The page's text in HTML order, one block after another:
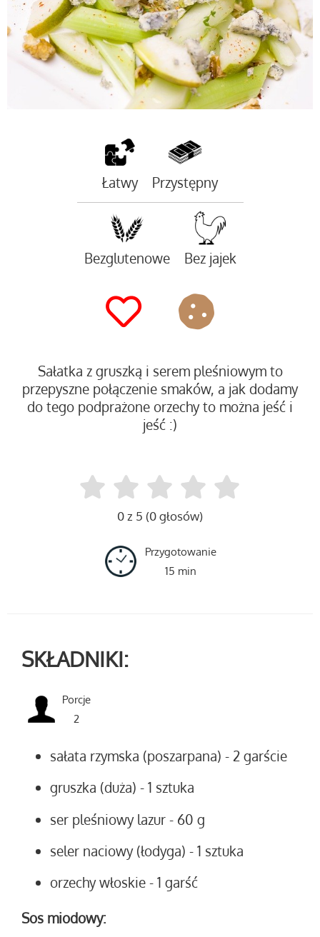
Łatwy Przystępny
Bezglutenowe Bez jajek
Sałatka z gruszką i serem pleśniowym to
przepyszne połączenie smaków, a jak dodamy
do tego podprażone orzechy to można jeść i
jeść :)
0 z 5 (0 głosów)
Przygotowanie
15 min
SKŁADNIKI:
Porcje
2
sałata rzymska (poszarpana) - 2 garście
gruszka (duża) - 1 sztuka
ser pleśniowy lazur - 60 g
seler naciowy (łodyga) - 1 sztuka
orzechy włoskie - 1 garść
Sos miodowy: